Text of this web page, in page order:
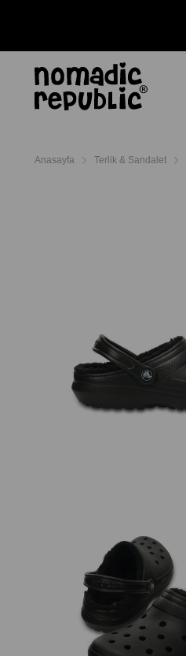
Anasayfa Terlik & Sandalet